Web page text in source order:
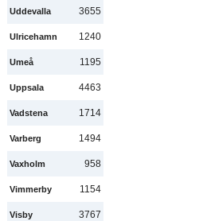
Uddevalla 3655
Ulricehamn 1240
Umeå 1195
Uppsala 4463
Vadstena 1714
Varberg 1494
Vaxholm 958
Vimmerby 1154
Visby 3767